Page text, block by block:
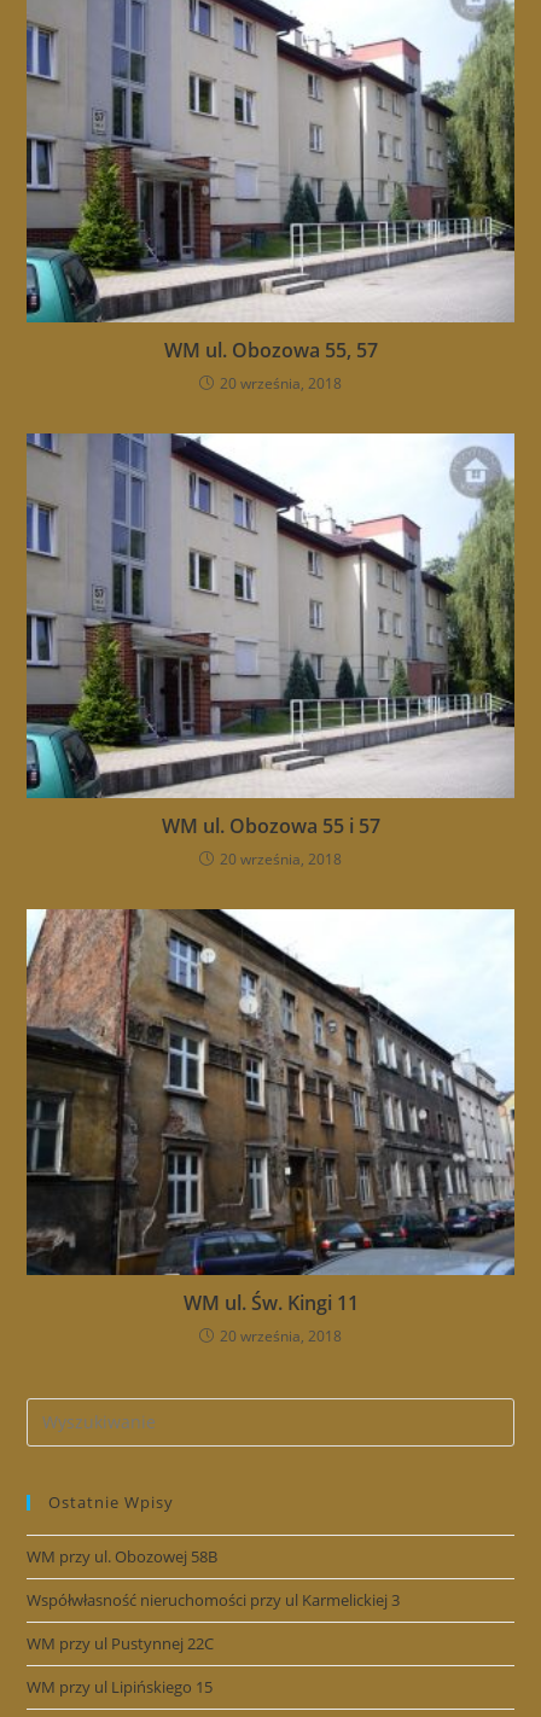
WM ul. Obozowa 55, 57
20 września, 2018
WM ul. Obozowa 55 i 57
20 września, 2018
WM ul. Św. Kingi 11
20 września, 2018
Ostatnie Wpisy
WM przy ul. Obozowej 58B
Współwłasność nieruchomości przy ul Karmelickiej 3
WM przy ul Pustynnej 22C
WM przy ul Lipińskiego 15